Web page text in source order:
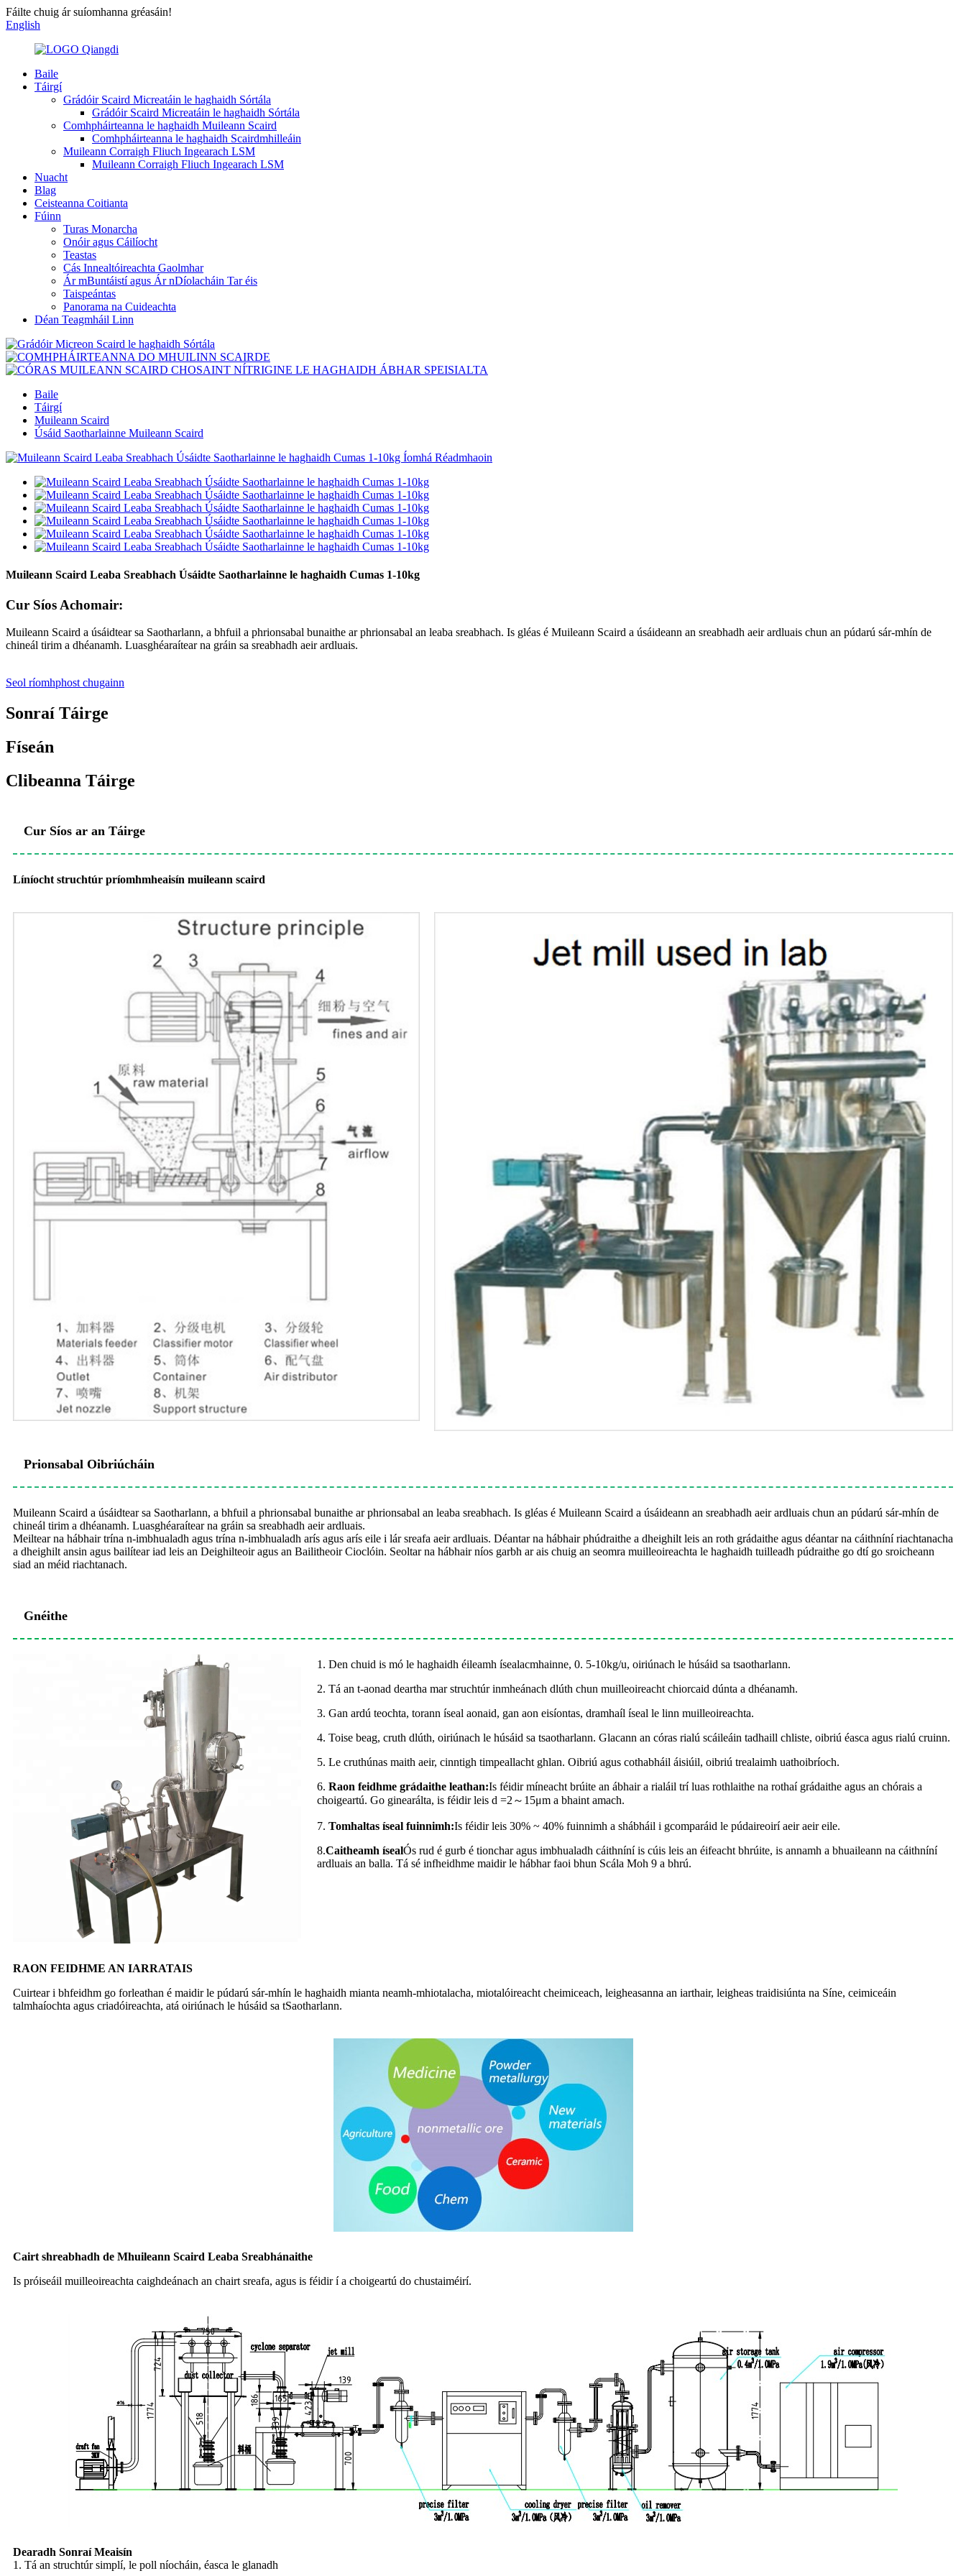
Fáilte chuig ár suíomhanna gréasáin!
English
Baile
Táirgí
Grádóir Scaird Micreatáin le haghaidh Sórtála
Grádóir Scaird Micreatáin le haghaidh Sórtála
Comhpháirteanna le haghaidh Muileann Scaird
Comhpháirteanna le haghaidh Scairdmhilleáin
Muileann Corraigh Fliuch Ingearach LSM
Muileann Corraigh Fliuch Ingearach LSM
Nuacht
Blag
Ceisteanna Coitianta
Fúinn
Turas Monarcha
Onóir agus Cáilíocht
Teastas
Cás Innealtóireachta Gaolmhar
Ár mBuntáistí agus Ár nDíolacháin Tar éis
Taispeántas
Panorama na Cuideachta
Déan Teagmháil Linn
Baile
Táirgí
Muileann Scaird
Úsáid Saotharlainne Muileann Scaird
Muileann Scaird Leaba Sreabhach Úsáidte Saotharlainne le haghaidh Cumas 1-10kg
Cur Síos Achomair:
Muileann Scaird a úsáidtear sa Saotharlann, a bhfuil a phrionsabal bunaithe ar phrionsabal an leaba sreabhach. Is gléas é Muileann Scaird a úsáideann an sreabhadh aeir ardluais chun an púdarú sár-mhín de
chineál tirim a dhéanamh. Luasghéaraítear na gráin sa sreabhadh aeir ardluais.
Seol ríomhphost chugainn
Sonraí Táirge
Físeán
Clibeanna Táirge
Cur Síos ar an Táirge
Líníocht struchtúr príomhmheaisín muileann scaird
Prionsabal Oibriúcháin
Muileann Scaird a úsáidtear sa Saotharlann, a bhfuil a phrionsabal bunaithe ar phrionsabal an leaba sreabhach. Is gléas é Muileann Scaird a úsáideann an sreabhadh aeir ardluais chun an púdarú sár-mhín de
chineál tirim a dhéanamh. Luasghéaraítear na gráin sa sreabhadh aeir ardluais.
Meiltear na hábhair trína n-imbhualadh agus trína n-imbhualadh arís agus arís eile i lár sreafa aeir ardluais. Déantar na hábhair phúdraithe a dheighilt leis an roth grádaithe agus déantar na cáithníní riachtanacha
a dheighilt ansin agus bailítear iad leis an Deighilteoir agus an Bailitheoir Cioclóin. Seoltar na hábhair níos garbh ar ais chuig an seomra muilleoireachta le haghaidh tuilleadh púdraithe go dtí go sroicheann
siad an méid riachtanach.
Gnéithe
1. Den chuid is mó le haghaidh éileamh ísealacmhainne, 0. 5-10kg/u, oiriúnach le húsáid sa tsaotharlann.
2. Tá an t-aonad deartha mar struchtúr inmheánach dlúth chun muilleoireacht chiorcaid dúnta a dhéanamh.
3. Gan ardú teochta, torann íseal aonaid, gan aon eisíontas, dramhaíl íseal le linn muilleoireachta.
4. Toise beag, cruth dlúth, oiriúnach le húsáid sa tsaotharlann. Glacann an córas rialú scáileáin tadhaill chliste, oibriú éasca agus rialú cruinn.
5. Le cruthúnas maith aeir, cinntigh timpeallacht ghlan. Oibriú agus cothabháil áisiúil, oibriú trealaimh uathoibríoch.
6. Raon feidhme grádaithe leathan:Is féidir míneacht brúite an ábhair a rialáil trí luas rothlaithe na rothaí grádaithe agus an chórais a
choigeartú. Go ginearálta, is féidir leis d =2～15μm a bhaint amach.
7. Tomhaltas íseal fuinnimh:Is féidir leis 30% ~ 40% fuinnimh a shábháil i gcomparáid le púdaireoirí aeir aeir eile.
8.Caitheamh ísealÓs rud é gurb é tionchar agus imbhualadh cáithníní is cúis leis an éifeacht bhrúite, is annamh a bhuaileann na cáithníní
ardluais an balla. Tá sé infheidhme maidir le hábhar faoi bhun Scála Moh 9 a bhrú.
RAON FEIDHME AN IARRATAIS
Cuirtear i bhfeidhm go forleathan é maidir le púdarú sár-mhín le haghaidh mianta neamh-mhiotalacha, miotalóireacht cheimiceach, leigheasanna an iarthair, leigheas traidisiúnta na Síne, ceimiceáin
talmhaíochta agus criadóireachta, atá oiriúnach le húsáid sa tSaotharlann.
Cairt shreabhadh de Mhuileann Scaird Leaba Sreabhánaithe
Is próiseáil muilleoireachta caighdeánach an chairt sreafa, agus is féidir í a choigeartú do chustaiméirí.
Dearadh Sonraí Meaisín
1. Tá an struchtúr simplí, le poll níocháin, éasca le glanadh